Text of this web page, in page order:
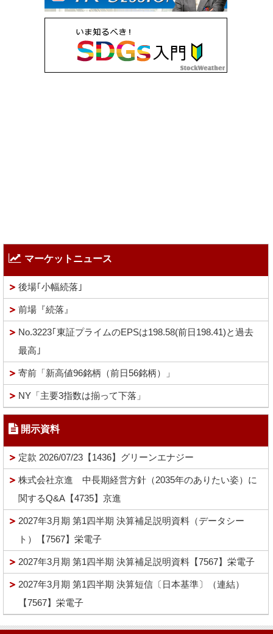
マーケットニュース
後場｢小幅続落｣
前場『続落』
No.3223｢東証プライムのEPSは198.58(前日198.41)と過去
最高｣
寄前「新高値96銘柄（前日56銘柄）」
NY「主要3指数は揃って下落」
開示資料
定款 2026/07/23【1436】グリーンエナジー
株式会社京進 中長期経営方針（2035年のありたい姿）に
関するQ&A【4735】京進
2027年3月期 第1四半期 決算補足説明資料（データシー
ト）【7567】栄電子
2027年3月期 第1四半期 決算補足説明資料【7567】栄電子
2027年3月期 第1四半期 決算短信〔日本基準〕（連結）
【7567】栄電子